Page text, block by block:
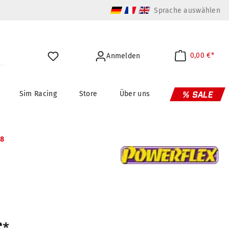
Sprache auswählen
Anmelden 0,00 €*
Sim Racing Store Über uns % SALE